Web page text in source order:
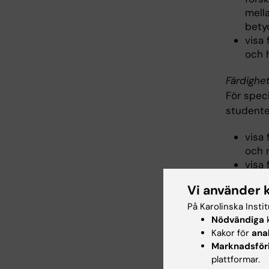
visa
och
För
visa
och
visa
visa
visa
visa
Vi använder
På Karolinska
Nödvändiga
Kakor för
plattformar.